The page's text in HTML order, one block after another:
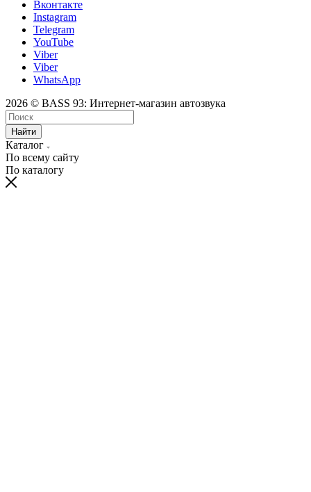
Вконтакте
Instagram
Telegram
YouTube
Viber
Viber
WhatsApp
2026 © BASS 93: Интернет-магазин автозвука
Найти
Каталог
По всему сайту
По каталогу